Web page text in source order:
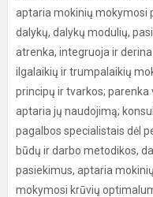
aptaria mokinių mokymosi
dalykų, dalykų modulių,
atrenka, integruoja ir
ilgalaikių ir trumpalaikių
principų ir tvarkos;
aptaria jų naudojimą;
pagalbos specialistais dėl
būdų ir darbo metodikos,
pasiekimus, aptaria
mokymosi krūvių